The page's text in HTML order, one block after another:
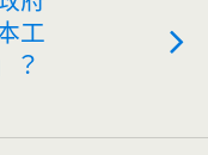
工
？